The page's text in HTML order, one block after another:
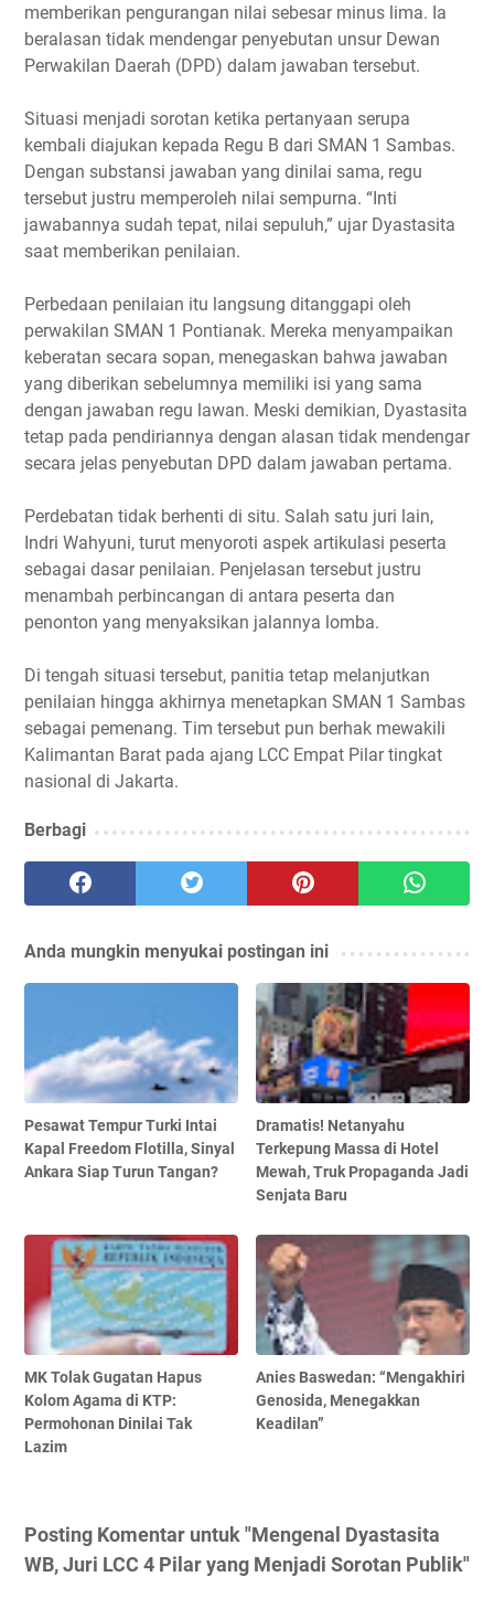
memberikan pengurangan nilai sebesar minus lima. Ia
beralasan tidak mendengar penyebutan unsur Dewan
Perwakilan Daerah (DPD) dalam jawaban tersebut.
Situasi menjadi sorotan ketika pertanyaan serupa
kembali diajukan kepada Regu B dari SMAN 1 Sambas.
Dengan substansi jawaban yang dinilai sama, regu
tersebut justru memperoleh nilai sempurna. “Inti
jawabannya sudah tepat, nilai sepuluh,” ujar Dyastasita
saat memberikan penilaian.
Perbedaan penilaian itu langsung ditanggapi oleh
perwakilan SMAN 1 Pontianak. Mereka menyampaikan
keberatan secara sopan, menegaskan bahwa jawaban
yang diberikan sebelumnya memiliki isi yang sama
dengan jawaban regu lawan. Meski demikian, Dyastasita
tetap pada pendiriannya dengan alasan tidak mendengar
secara jelas penyebutan DPD dalam jawaban pertama.
Perdebatan tidak berhenti di situ. Salah satu juri lain,
Indri Wahyuni, turut menyoroti aspek artikulasi peserta
sebagai dasar penilaian. Penjelasan tersebut justru
menambah perbincangan di antara peserta dan
penonton yang menyaksikan jalannya lomba.
Di tengah situasi tersebut, panitia tetap melanjutkan
penilaian hingga akhirnya menetapkan SMAN 1 Sambas
sebagai pemenang. Tim tersebut pun berhak mewakili
Kalimantan Barat pada ajang LCC Empat Pilar tingkat
nasional di Jakarta.
Berbagi
Anda mungkin menyukai postingan ini
Pesawat Tempur Turki Intai
Kapal Freedom Flotilla, Sinyal
Ankara Siap Turun Tangan?
Dramatis! Netanyahu
Terkepung Massa di Hotel
Mewah, Truk Propaganda Jadi
Senjata Baru
MK Tolak Gugatan Hapus
Kolom Agama di KTP:
Permohonan Dinilai Tak
Lazim
Anies Baswedan: “Mengakhiri
Genosida, Menegakkan
Keadilan”
Posting Komentar untuk "Mengenal Dyastasita
WB, Juri LCC 4 Pilar yang Menjadi Sorotan Publik"